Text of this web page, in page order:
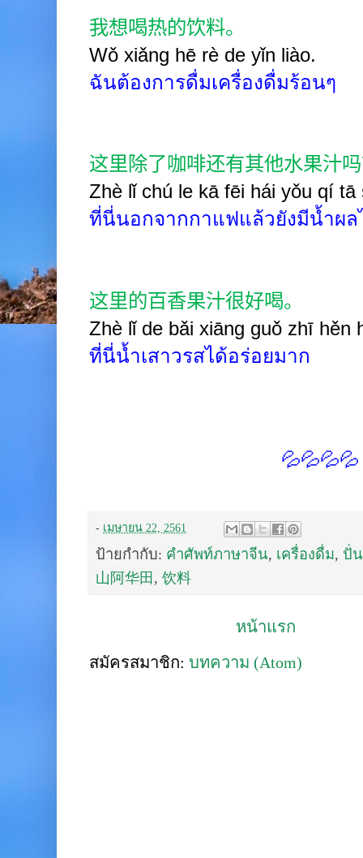
我想喝热的饮料。
Wǒ xiǎng hē rè de yǐn liào.
ฉันต้องการดื่มเครื่องดื่มร้อนๆ
这里除了咖啡还有其他水果汁
Zhè lǐ chú le kā fēi hái yǒu qí
ที่นี่นอกจากกาแฟแล้วยังมีน้ำผล
这里的百香果汁很好喝。
Zhè lǐ de bǎi xiāng guǒ zhī hěn
ที่นี่น้ำเสาวรสได้อร่อยมาก
💦💦💦💦
- เมษายน 22, 2561
ป้ายกำกับ: คำศัพท์ภาษาจีน, เครื่องดื่ม, ปั่น
山阿华田 , 饮料
หน้าแรก
สมัครสมาชิก: บทความ (Atom)